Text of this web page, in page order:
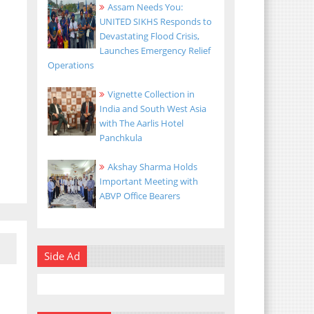
Assam Needs You:
UNITED SIKHS Responds to
Devastating Flood Crisis,
Launches Emergency Relief
Operations
Vignette Collection in
India and South West Asia
with The Aarlis Hotel
Panchkula
Akshay Sharma Holds
Important Meeting with
ABVP Office Bearers
Side Ad